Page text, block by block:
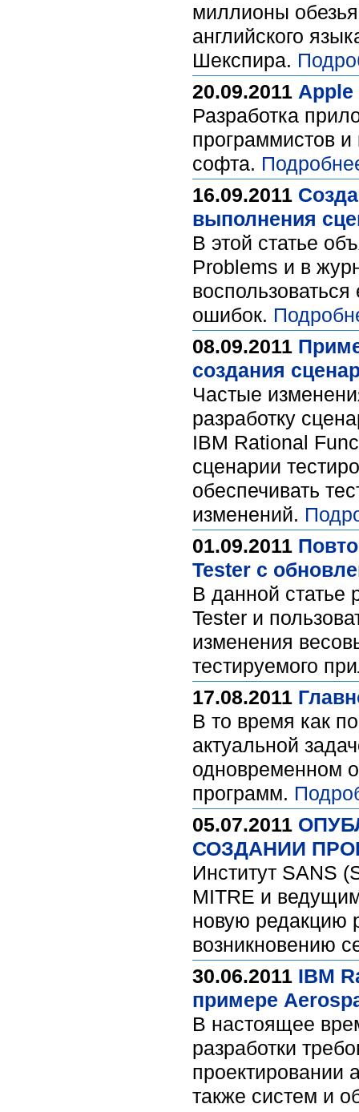
миллионы
английского
Шекспира.
20.09.2011
Разработка
программистов
софта.
16.09.2011
выполнения
В этой статье
Problems и в
ошибок.
08.09.2011
создания
Частые
разработку
IBM Rational
сценарии
обеспечивать
изменений.
01.09.2011
Tester с
В данной статье
Tester и
изменения
тестируемого
17.08.2011
В то время как
актуальной
одновременном
программ.
05.07.2011
СОЗДАНИИ
Институт SANS
MITRE и
новую редакцию
возникновению
30.06.2011 IBM
примере
В настоящее
разработки
также систем и